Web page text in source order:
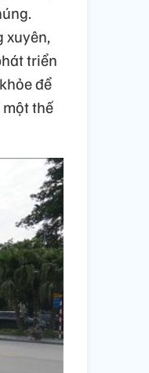
xuyên,
triển
để
thế